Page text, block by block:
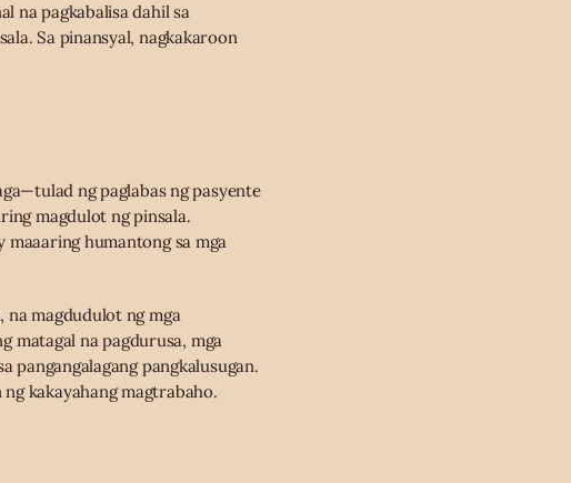
na pagkabalisa dahil sa
Sa pinansyal, nagkakaroon
ng paglabas ng pasyente
magdulot ng pinsala.
maaaring humantong sa mga
na magdudulot ng mga
matagal na pagdurusa, mga
pangangalagang pangkalusugan.
ng kakayahang magtrabaho.